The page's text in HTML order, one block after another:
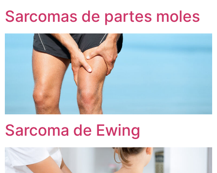
Sarcomas de partes moles
Sarcoma de Ewing